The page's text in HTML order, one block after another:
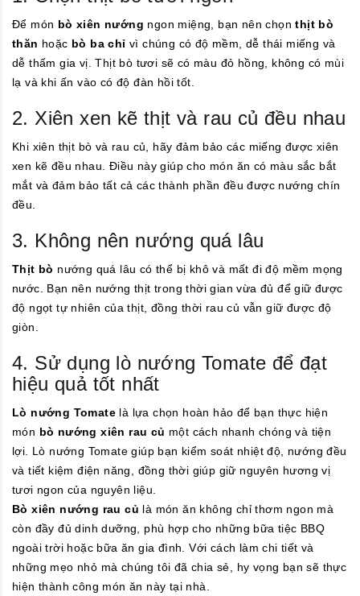
Để món bò xiên nướng ngon miệng, bạn nên chọnthịt bò
thăn hoặc bò ba chỉ vì chúng có độ mềm, dễ thái miếng và
dễ thấm gia vị. Thịt bò tươi sẽ có màu đỏ hồng, không có mùi
lạ và khi ấn vào có độ đàn hồi tốt.
2. Xiên xen kẽ thịt và rau củ đều nhau
Khi xiên thịt bò và rau củ, hãy đảm bảo các miếng được xiên
xen kẽ đều nhau. Điều này giúp cho món ăn có màu sắc bắt
mắt và đảm bảo tất cả các thành phần đều được nướng chín
đều.
3. Không nên nướng quá lâu
Thịt bò nướng quá lâu có thể bị khô và mất đi độ mềm mọng
nước. Bạn nên nướng thịt trong thời gian vừa đủ để giữ được
độ ngọt tự nhiên của thịt, đồng thời rau củ vẫn giữ được độ
giòn.
4. Sử dụng lò nướng Tomate để đạt
hiệu quả tốt nhất
Lò nướng Tomate là lựa chọn hoàn hảo để bạn thực hiện
món bò nướng xiên rau củ một cách nhanh chóng và tiện
lợi. Lò nướng Tomate giúp bạn kiểm soát nhiệt độ, nướng đều
và tiết kiệm điện năng, đồng thời giúp giữ nguyên hương vị
tươi ngon của nguyên liệu.
Bò xiên nướng rau củ là món ăn không chỉ thơm ngon mà
còn đầy đủ dinh dưỡng, phù hợp cho những bữa tiệc BBQ
ngoài trời hoặc bữa ăn gia đình. Với cách làm chi tiết và
những mẹo nhỏ mà chúng tôi đã chia sẻ, hy vọng bạn sẽ thực
hiện thành công món ăn này tại nhà.